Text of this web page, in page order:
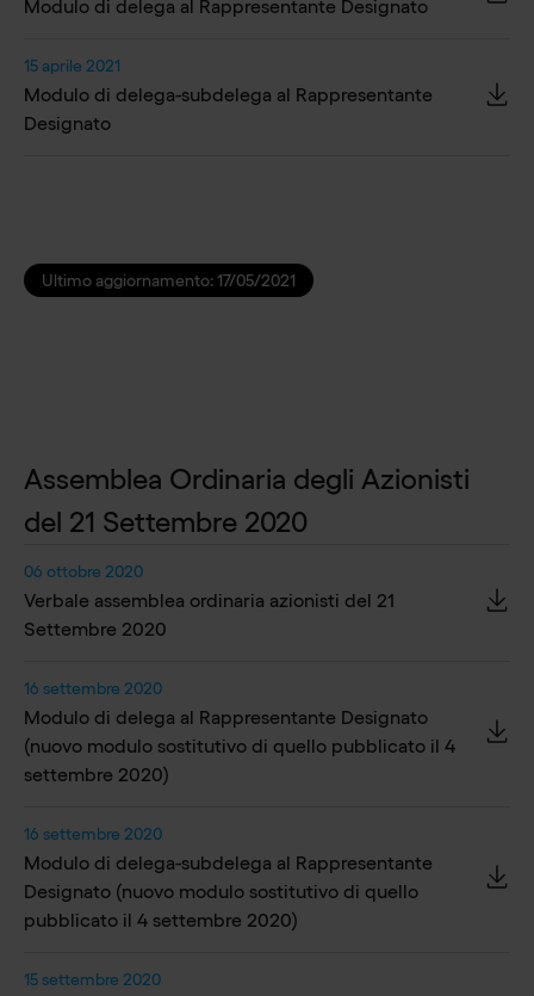
Modulo di delega al Rappresentante Designato
15 aprile 2021
Modulo di delega-subdelega al Rappresentante
Designato
Ultimo aggiornamento:17/05/2021
Assemblea Ordinaria degli Azionisti
del 21 Settembre 2020
06 ottobre 2020
Verbale assemblea ordinaria azionisti del 21
Settembre 2020
16 settembre 2020
Modulo di delega al Rappresentante Designato
(nuovo modulo sostitutivo di quello pubblicato il 4
settembre 2020)
16 settembre 2020
Modulo di delega-subdelega al Rappresentante
Designato (nuovo modulo sostitutivo di quello
pubblicato il 4 settembre 2020)
15 settembre 2020